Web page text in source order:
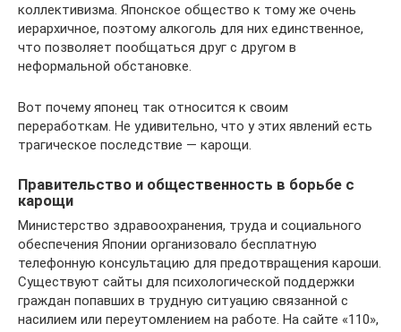
коллективизма. Японское общество к тому же очень
иерархичное, поэтому алкоголь для них единственное,
что позволяет пообщаться друг с другом в
неформальной обстановке.
Вот почему японец так относится к своим
переработкам. Не удивительно, что у этих явлений есть
трагическое последствие — карощи.
Правительство и общественность в борьбе с
карощи
Министерство здравоохранения, труда и социального
обеспечения Японии организовало бесплатную
телефонную консультацию для предотвращения кароши.
Существуют сайты для психологической поддержки
граждан попавших в трудную ситуацию связанной с
насилием или переутомлением на работе. На сайте «110»,